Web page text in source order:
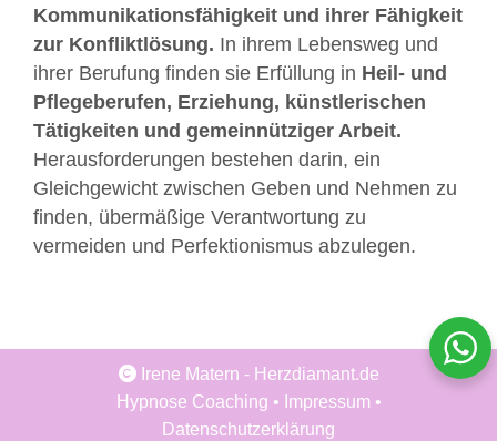
Kommunikationsfähigkeit und ihrer Fähigkeit
zur Konfliktlösung. In ihrem Lebensweg und
ihrer Berufung finden sie Erfüllung in Heil- und
Pflegeberufen, Erziehung, künstlerischen
Tätigkeiten und gemeinnütziger Arbeit.
Herausforderungen bestehen darin, ein
Gleichgewicht zwischen Geben und Nehmen zu
finden, übermäßige Verantwortung zu
vermeiden und Perfektionismus abzulegen.
Irene Matern - Herzdiamant.de
Hypnose Coaching • Impressum •
Datenschutzerklärung